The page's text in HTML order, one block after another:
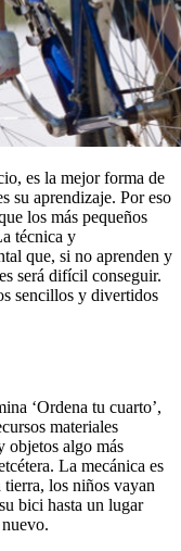
es la mejor forma de
su aprendizaje. Por eso
los más pequeños
técnica y
que, si no aprenden y
será difícil conseguir.
sencillos y divertidos
‘Ordena tu cuarto’,
materiales
objetos algo más
La mecánica es
los niños vayan
bici hasta un lugar